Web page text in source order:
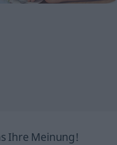
Ihre Meinung!